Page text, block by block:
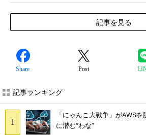
記事を見る
Share Post
記事ランキング
「にゃんこ大戦争」がAWS
に潜む“わな”